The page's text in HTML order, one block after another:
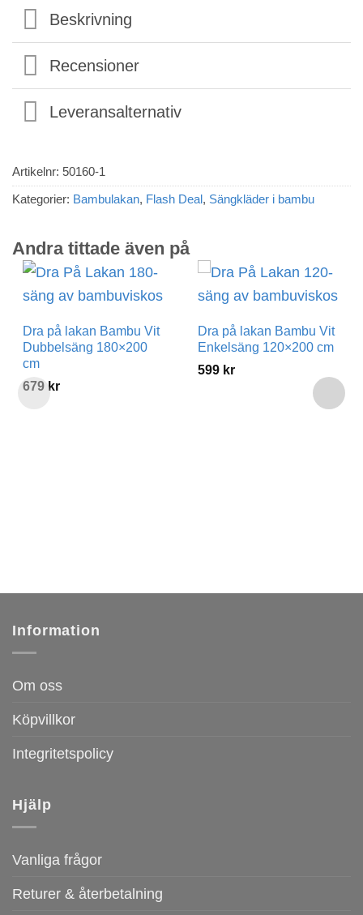
Beskrivning
Recensioner
Leveransalternativ
Artikelnr: 50160-1
Kategorier: Bambulakan, Flash Deal, Sängkläder i bambu
Andra tittade även på
Dra på lakan Bambu Vit
Dubbelsäng 180×200
cm
679 kr
Dra på lakan Bambu Vit
Enkelsäng 120×200 cm
599 kr
Information
Om oss
Köpvillkor
Integritetspolicy
Hjälp
Vanliga frågor
Returer & återbetalning